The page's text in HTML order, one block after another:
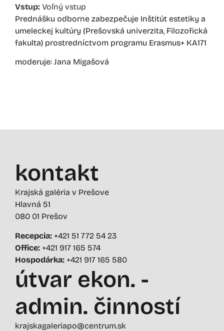
Vstup: Voľný vstup
Prednášku odborne zabezpečuje Inštitút estetiky a
umeleckej kultúry (Prešovská univerzita, Filozofická
fakulta) prostredníctvom programu Erasmus+ KA171
moderuje: Jana Migašová
kontakt
Krajská galéria v Prešove
Hlavná 51
080 01 Prešov
Recepcia: +421 51 772 54 23
Office: +421 917 165 574
Hospodárka: +421 917 165 580
útvar ekon. -
admin. činností
krajskagaleriapo@centrum.sk